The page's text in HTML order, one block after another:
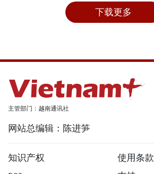
下载更多
主管部门：越南通讯社
网站总编辑：陈进笋
知识产权
使用条款